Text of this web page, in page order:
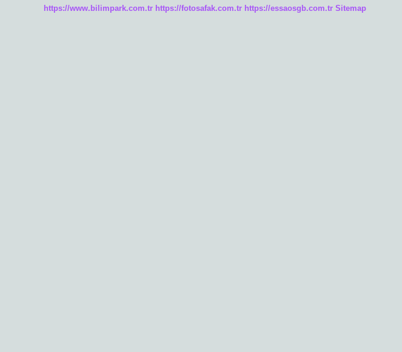
https://www.bilimpark.com.tr https://fotosafak.com.tr https://essaosgb.com.tr Sitemap